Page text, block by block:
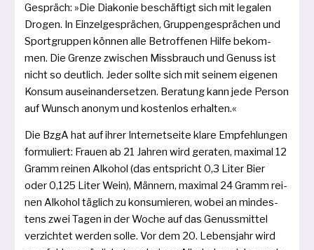
Gespräch: »Die Diakonie beschäf­tigt sich mit lega­len
Drogen. In Einzelgesprächen, Gruppengesprächen und
Sportgruppen kön­nen alle Betroffenen Hilfe bekom­
men. Die Grenze zwi­schen Missbrauch und Genuss ist
nicht so deut­lich. Jeder soll­te sich mit sei­nem eige­nen
Konsum aus­ein­an­der­set­zen. Beratung kann jede Person
auf Wunsch anonym und kos­ten­los erhalten.«
Die BzgA hat auf ihrer Internetseite kla­re Empfehlungen
for­mu­liert: Frauen ab 21 Jahren wird gera­ten, maxi­mal 12
Gramm rei­nen Alkohol (das ent­spricht 0,3 Liter Bier
oder 0,125 Liter Wein), Männern, maxi­mal 24 Gramm rei­
nen Alkohol täg­lich zu kon­su­mie­ren, wobei an min­des­
tens zwei Tagen in der Woche auf das Genussmittel
ver­zich­tet wer­den sol­le. Vor dem 20. Lebensjahr wird